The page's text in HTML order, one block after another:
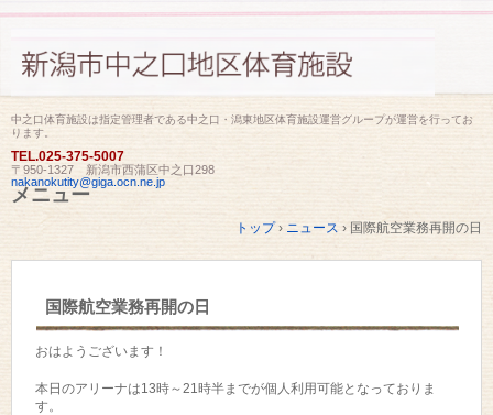
中之口体育施設は指定管理者である中之口・潟東地区体育施設運営グループが運営を行ってお
ります。
TEL.025-375-5007
〒950-1327 新潟市西蒲区中之口298
nakanokutity@giga.ocn.ne.jp
メニュー
トップ › ニュース › 国際航空業務再開の日
国際航空業務再開の日
おはようございます！
本日のアリーナは13時～21時半までが個人利用可能となっておりま
す。